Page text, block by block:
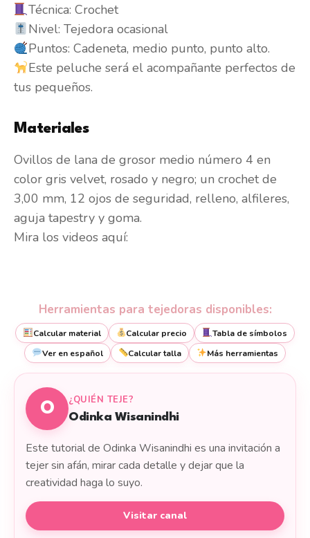
Técnica: Crochet
Nivel: Tejedora ocasional
Puntos: Cadeneta, medio punto, punto alto.
Este peluche será el acompañante perfectos de
tus pequeños.
Materiales
Ovillos de lana de grosor medio número 4 en
color gris velvet, rosado y negro; un crochet de
3,00 mm, 12 ojos de seguridad, relleno, alfileres,
aguja tapestry y goma.
Mira los videos aquí:
Herramientas para tejedoras disponibles:
Calcular material Calcular precio
Tabla de símbolos
Ver en español
Calcular talla Más herramientas
O
¿QUIÉN TEJE?
Odinka Wisanindhi
Este tutorial de Odinka Wisanindhi es una invitación a
tejer sin afán, mirar cada detalle y dejar que la
creatividad haga lo suyo.
Visitar canal